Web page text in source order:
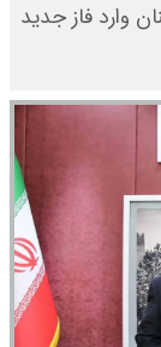
وارد فاز جدید